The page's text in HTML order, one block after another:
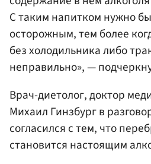
С таким напитком нужно
осторожным, тем более
без холодильника либо
неправильно», —
Врач-диетолог, доктор
Михаил Гинзбург в
согласился с тем, что
становится настоящим